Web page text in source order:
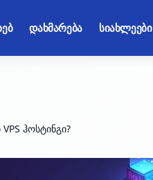
დახმარება სიახლეები
ჰოსტინგი?